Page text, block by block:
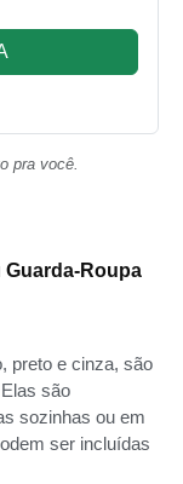
pra você.
Guarda-Roupa
preto e cinza, são
são
sozinhas ou em
ser incluídas